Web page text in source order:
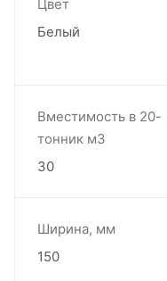
Цвет
Белый
Вместимость в 20-
тонник м3
30
Ширина, мм
150